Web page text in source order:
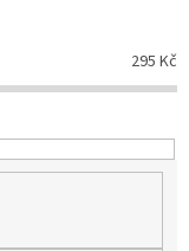
295 Kč